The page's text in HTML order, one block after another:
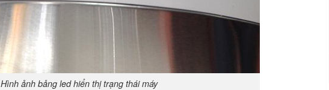
Hình ảnh bảng led hiển thị trạng thái máy